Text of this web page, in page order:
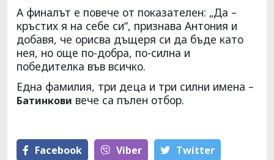
А финалът е повече от показателен: „Да –
кръстих я на себе си“, признава Антония и
добавя, че орисва дъщеря си да бъде като
нея, но още по-добра, по-силна и
победителка във всичко.
Една фамилия, три деца и три силни имена –
Батинкови вече са пълен отбор.
Facebook Viber Тwitter